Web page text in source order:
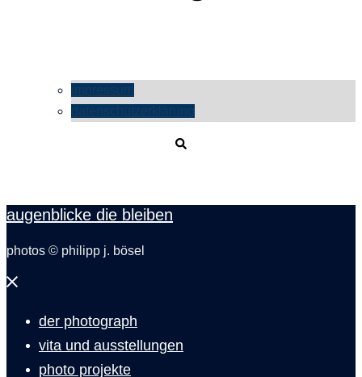
impressum
datenschutzerklärung
augenblicke die bleiben
photos © philipp j. bösel
Menü
der photograph
vita und ausstellungen
photo projekte